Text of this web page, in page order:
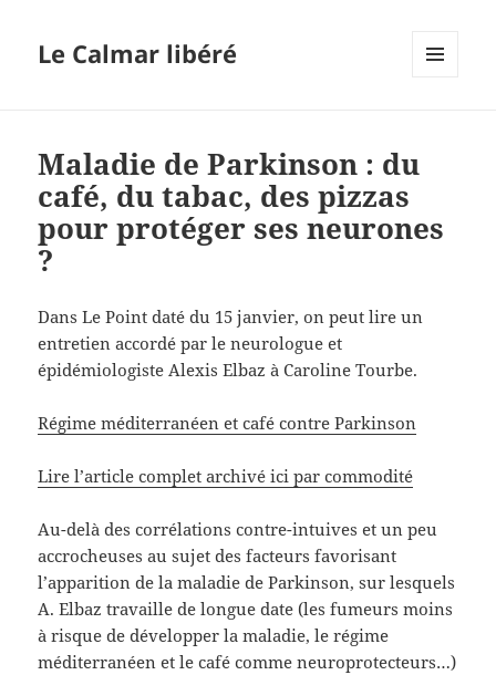
Le Calmar libéré
Maladie de Parkinson : du
café, du tabac, des pizzas
pour protéger ses neurones
?
Dans Le Point daté du 15 janvier, on peut lire un
entretien accordé par le neurologue et
épidémiologiste Alexis Elbaz à Caroline Tourbe.
Régime méditerranéen et café contre Parkinson
Lire l’article complet archivé ici par commodité
Au-delà des corrélations contre-intuives et un peu
accrocheuses au sujet des facteurs favorisant
l’apparition de la maladie de Parkinson, sur lesquels
A. Elbaz travaille de longue date (les fumeurs moins
à risque de développer la maladie, le régime
méditerranéen et le café comme neuroprotecteurs…)